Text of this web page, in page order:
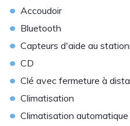
• Accoudoir
• Bluetooth
• Capteurs d'aide au
• CD
• Clé avec fermeture à
• Climatisation
• Climatisation automatique